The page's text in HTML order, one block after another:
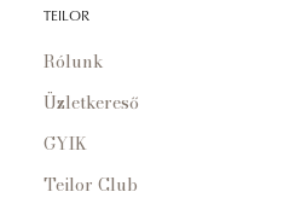
TEILOR
Rólunk
Üzletkereső
GYIK
Teilor Club